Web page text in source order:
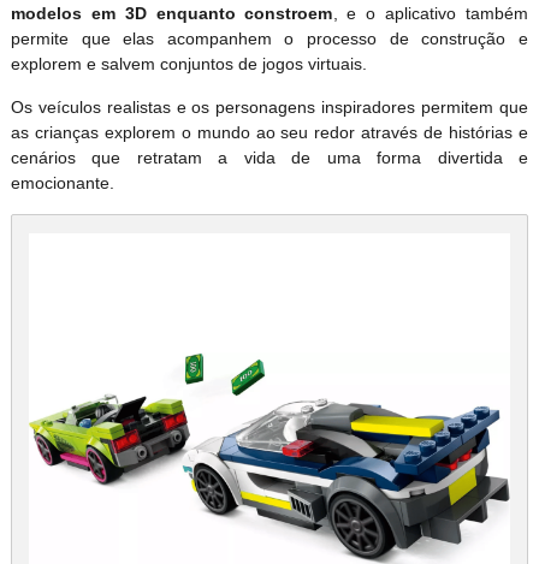
modelos em 3D enquanto constroem, e o aplicativo também
permite que elas acompanhem o processo de construção e
explorem e salvem conjuntos de jogos virtuais.
Os veículos realistas e os personagens inspiradores permitem que
as crianças explorem o mundo ao seu redor através de histórias e
cenários que retratam a vida de uma forma divertida e
emocionante.